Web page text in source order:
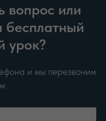
вопрос или
бесплатный
урок?
и мы перезвоним